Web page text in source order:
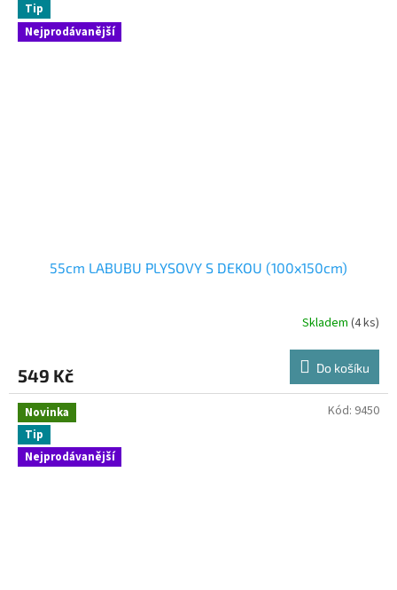
Tip
Nejprodávanější
55cm LABUBU PLYSOVY S DEKOU (100x150cm)
Skladem (4 ks)
549 Kč Do košíku
Novinka
Tip
Nejprodávanější
Kód: 9450